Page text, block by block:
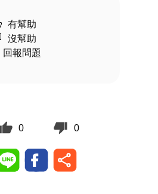
有幫助
沒幫助
回報問題
0 0